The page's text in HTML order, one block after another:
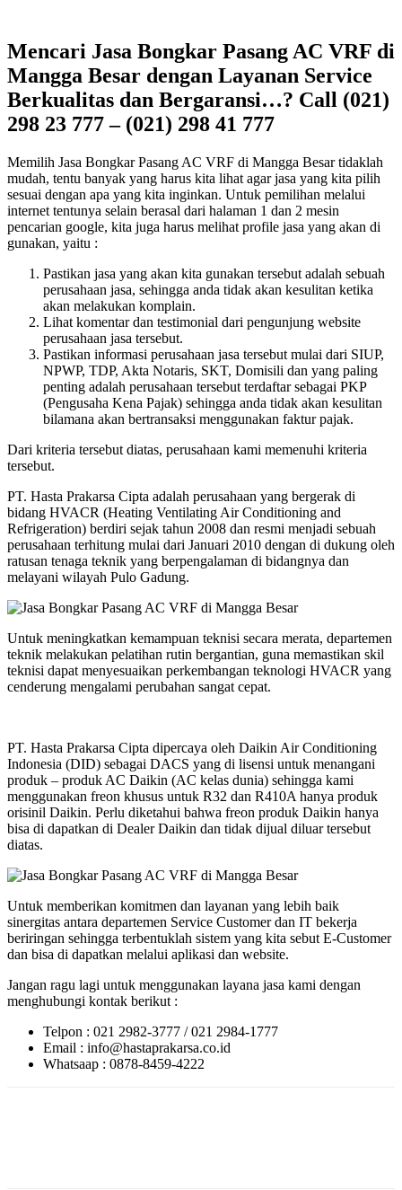
Mencari Jasa Bongkar Pasang AC VRF di
Mangga Besar dengan Layanan Service
Berkualitas dan Bergaransi…? Call (021)
298 23 777 – (021) 298 41 777
Memilih Jasa Bongkar Pasang AC VRF di Mangga Besar tidaklah
mudah, tentu banyak yang harus kita lihat agar jasa yang kita pilih
sesuai dengan apa yang kita inginkan. Untuk pemilihan melalui
internet tentunya selain berasal dari halaman 1 dan 2 mesin
pencarian google, kita juga harus melihat profile jasa yang akan di
gunakan, yaitu :
Pastikan jasa yang akan kita gunakan tersebut adalah sebuah
perusahaan jasa, sehingga anda tidak akan kesulitan ketika
akan melakukan komplain.
Lihat komentar dan testimonial dari pengunjung website
perusahaan jasa tersebut.
Pastikan informasi perusahaan jasa tersebut mulai dari SIUP,
NPWP, TDP, Akta Notaris, SKT, Domisili dan yang paling
penting adalah perusahaan tersebut terdaftar sebagai PKP
(Pengusaha Kena Pajak) sehingga anda tidak akan kesulitan
bilamana akan bertransaksi menggunakan faktur pajak.
Dari kriteria tersebut diatas, perusahaan kami memenuhi kriteria
tersebut.
PT. Hasta Prakarsa Cipta adalah perusahaan yang bergerak di
bidang HVACR (Heating Ventilating Air Conditioning and
Refrigeration) berdiri sejak tahun 2008 dan resmi menjadi sebuah
perusahaan terhitung mulai dari Januari 2010 dengan di dukung oleh
ratusan tenaga teknik yang berpengalaman di bidangnya dan
melayani wilayah Pulo Gadung.
Untuk meningkatkan kemampuan teknisi secara merata, departemen
teknik melakukan pelatihan rutin bergantian, guna memastikan skil
teknisi dapat menyesuaikan perkembangan teknologi HVACR yang
cenderung mengalami perubahan sangat cepat.
PT. Hasta Prakarsa Cipta dipercaya oleh Daikin Air Conditioning
Indonesia (DID) sebagai DACS yang di lisensi untuk menangani
produk – produk AC Daikin (AC kelas dunia) sehingga kami
menggunakan freon khusus untuk R32 dan R410A hanya produk
orisinil Daikin. Perlu diketahui bahwa freon produk Daikin hanya
bisa di dapatkan di Dealer Daikin dan tidak dijual diluar tersebut
diatas.
Untuk memberikan komitmen dan layanan yang lebih baik
sinergitas antara departemen Service Customer dan IT bekerja
beriringan sehingga terbentuklah sistem yang kita sebut E-Customer
dan bisa di dapatkan melalui aplikasi dan website.
Jangan ragu lagi untuk menggunakan layana jasa kami dengan
menghubungi kontak berikut :
Telpon : 021 2982-3777 / 021 2984-1777
Email : info@hastaprakarsa.co.id
Whatsaap : 0878-8459-4222